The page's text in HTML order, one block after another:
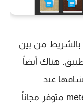
بالشريط من بين
هناك أيضاً
عند
استعمالك للتطبيق. meteor swipe apk متوفر مجاناً